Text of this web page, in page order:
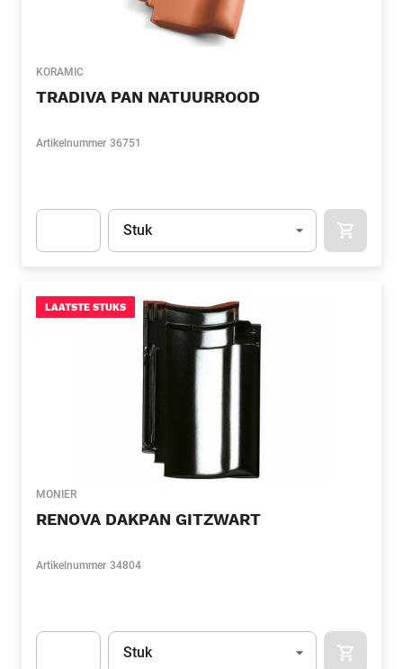
KORAMIC
TRADIVA PAN NATUURROOD
Artikelnummer 36751
Eenheid
Stuk
LAATSTE STUKS
MONIER
RENOVA DAKPAN GITZWART
Artikelnummer 34804
Eenheid
Stuk